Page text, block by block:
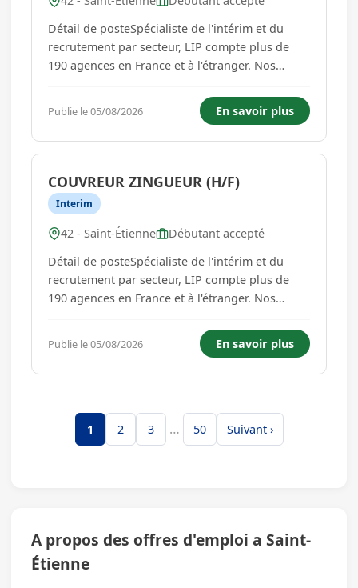
Détail de posteSpécialiste de l'intérim et du
recrutement par secteur, LIP compte plus de
190 agences en France et à l'étranger. Nos
CDI, CDD et intérim dans les secteurs du gros
oeuvre, du second œuvre, des travaux publics
et des espaces verts. A...
Publie le 05/08/2026 En savoir plus
COUVREUR ZINGUEUR (H/F)
Interim
42 - Saint-Étienne
Débutant accepté
Détail de posteSpécialiste de l'intérim et du
recrutement par secteur, LIP compte plus de
190 agences en France et à l'étranger. Nos
CDI, CDD et intérim dans les secteurs du gros
oeuvre, du second œuvre, des travaux publics
et des espaces verts. A...
Publie le 05/08/2026 En savoir plus
1 2 3 … 50 Suivant ›
A propos des offres d'emploi a Saint-
Étienne